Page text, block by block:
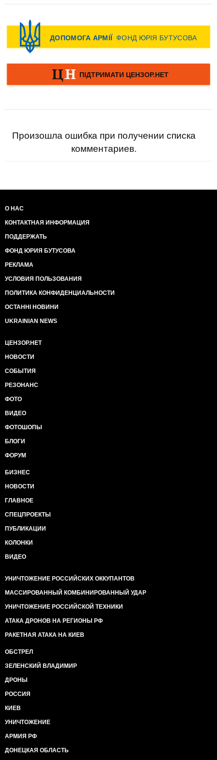
Произошла ошибка при получении списка
комментариев.
О НАС
КОНТАКТНАЯ ИНФОРМАЦИЯ
ПОДДЕРЖАТЬ
ФОНД ЮРИЯ БУТУСОВА
РЕКЛАМА
УСЛОВИЯ ПОЛЬЗОВАНИЯ
ПОЛИТИКА КОНФИДЕНЦИАЛЬНОСТИ
ОСТАННІ НОВИНИ
UKRAINIAN NEWS
ЦЕНЗОР.НЕТ
НОВОСТИ
СОБЫТИЯ
РЕЗОНАНС
ФОТО
ВИДЕО
ФОТОШОПЫ
БЛОГИ
ФОРУМ
БИЗНЕС
НОВОСТИ
ГЛАВНОЕ
СПЕЦПРОЕКТЫ
ПУБЛИКАЦИИ
КОЛОНКИ
ВИДЕО
УНИЧТОЖЕНИЕ РОССИЙСКИХ ОККУПАНТОВ
МАССИРОВАННЫЙ КОМБИНИРОВАННЫЙ УДАР
УНИЧТОЖЕНИЕ РОССИЙСКОЙ ТЕХНИКИ
АТАКА ДРОНОВ НА РЕГИОНЫ РФ
РАКЕТНАЯ АТАКА НА КИЕВ
ОБСТРЕЛ
ЗЕЛЕНСКИЙ ВЛАДИМИР
ДРОНЫ
РОССИЯ
КИЕВ
УНИЧТОЖЕНИЕ
АРМИЯ РФ
ДОНЕЦКАЯ ОБЛАСТЬ